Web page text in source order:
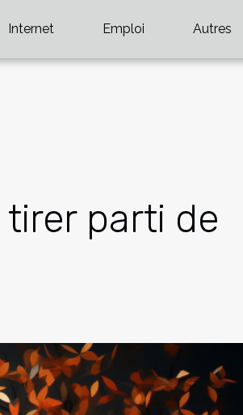
Internet Emploi Autres
parti de